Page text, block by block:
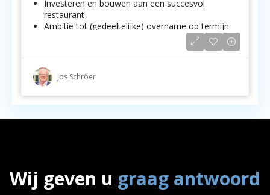
Investeren en bouwen aan een succesvol
restaurant
Ambitie tot (gedeeltelijke) overname op termijn
Jos Schröer
Wij geven u graag antwoord